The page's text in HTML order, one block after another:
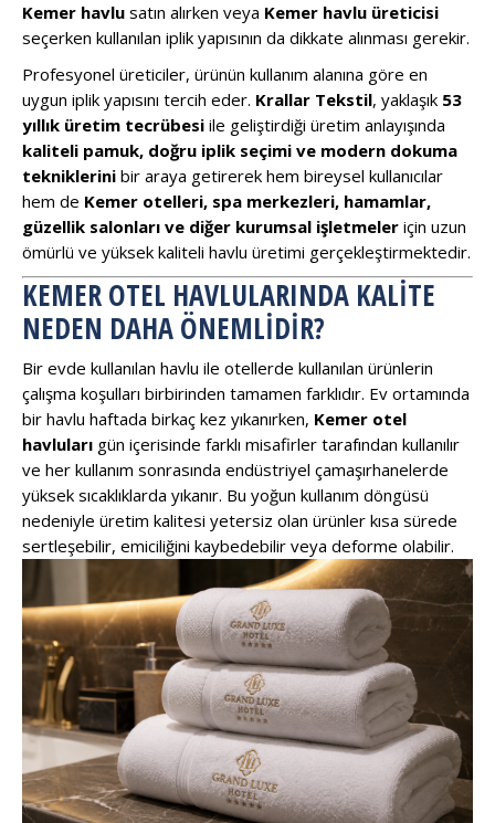
Kemer havlu satın alırken veya Kemer havlu üreticisi
seçerken kullanılan iplik yapısının da dikkate alınması gerekir.
Profesyonel üreticiler, ürünün kullanım alanına göre en
uygun iplik yapısını tercih eder. Krallar Tekstil, yaklaşık 53
yıllık üretim tecrübesi ile geliştirdiği üretim anlayışında
kaliteli pamuk, doğru iplik seçimi ve modern dokuma
tekniklerini bir araya getirerek hem bireysel kullanıcılar
hem de Kemer otelleri, spa merkezleri, hamamlar,
güzellik salonları ve diğer kurumsal işletmeler için uzun
ömürlü ve yüksek kaliteli havlu üretimi gerçekleştirmektedir.
KEMER OTEL HAVLULARINDA KALITE
NEDEN DAHA ÖNEMLIDIR?
Bir evde kullanılan havlu ile otellerde kullanılan ürünlerin
çalışma koşulları birbirinden tamamen farklıdır. Ev ortamında
bir havlu haftada birkaç kez yıkanırken, Kemer otel
havluları gün içerisinde farklı misafirler tarafından kullanılır
ve her kullanım sonrasında endüstriyel çamaşırhanelerde
yüksek sıcaklıklarda yıkanır. Bu yoğun kullanım döngüsü
nedeniyle üretim kalitesi yetersiz olan ürünler kısa sürede
sertleşebilir, emiciliğini kaybedebilir veya deforme olabilir.